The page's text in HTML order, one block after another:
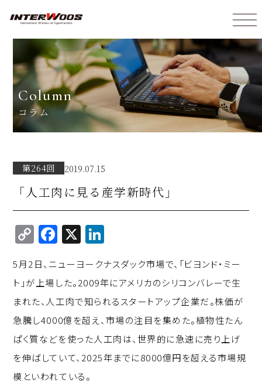
column
コラム
第264回 2019.07.15
「人工肉に見る産学新時代」
C
o
p
y
Li
n
k
F
a
c
e
b
o
o
k
X
k
e
d
I
n
5月2日、ニューヨークナスダック市場で、「ビヨンド・ミー
ト」が上場した。2009年にアメリカのシリコンバレーで生
まれた、人工肉で知られるスタートアップ企業だ。株価が
急騰し4000億を超え、市場の注目を集めた。植物性たん
ぱく質などを使った人工肉は、世界的に急速に売り上げ
を伸ばしていて、2025年までに8000億円を超える市場規
模といわれている。